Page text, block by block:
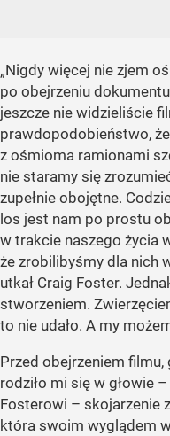
„Nigdy więcej nie zjem
po obejrzeniu
jeszcze nie widzieliście
prawdopodobieństwo,
z ośmioma ramionami
nie staramy się
zupełnie obojętne.
los jest nam po prostu
w trakcie naszego życia
że zrobilibyśmy dla nich
utkał Craig Foster.
stworzeniem.
to nie udało. A my
Przed obejrzeniem filmu,
rodziło mi się w głowie
Fosterowi – skojarzenie
która swoim wyglądem